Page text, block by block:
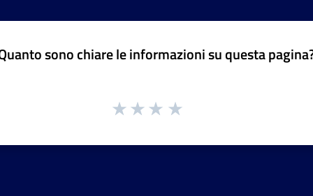
sono chiare le informazioni su questa